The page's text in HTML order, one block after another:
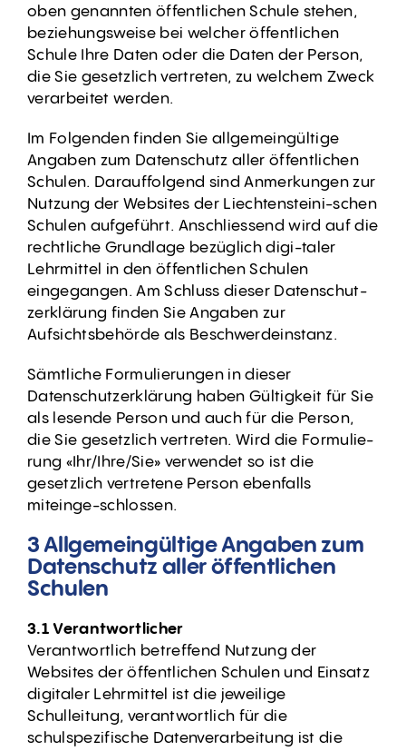
oben genannten öffentlichen Schule stehen,
beziehungsweise bei welcher öffentlichen
Schule Ihre Daten oder die Daten der Person,
die Sie gesetzlich vertreten, zu welchem Zweck
verarbeitet werden.
Im Folgenden finden Sie allgemeingültige
Angaben zum Datenschutz aller öffentlichen
Schulen. Darauffolgend sind Anmerkungen zur
Nutzung der Websites der Liechtensteini-schen
Schulen aufgeführt. Anschliessend wird auf die
rechtliche Grundlage bezüglich digi-taler
Lehrmittel in den öffentlichen Schulen
eingegangen. Am Schluss dieser Datenschut-
zerklärung finden Sie Angaben zur
Aufsichtsbehörde als Beschwerdeinstanz.
Sämtliche Formulierungen in dieser
Datenschutzerklärung haben Gültigkeit für Sie
als lesende Person und auch für die Person,
die Sie gesetzlich vertreten. Wird die Formulie-
rung «Ihr/Ihre/Sie» verwendet so ist die
gesetzlich vertretene Person ebenfalls
miteinge-schlossen.
3 Allgemeingültige Angaben zum
Datenschutz aller öffentlichen
Schulen
3.1 Verantwortlicher
Verantwortlich betreffend Nutzung der
Websites der öffentlichen Schulen und Einsatz
digitaler Lehrmittel ist die jeweilige
Schulleitung, verantwortlich für die
schulspezifische Datenverarbeitung ist die